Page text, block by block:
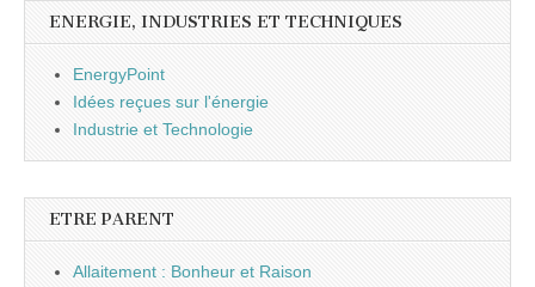
ENERGIE, INDUSTRIES ET TECHNIQUES
EnergyPoint
Idées reçues sur l'énergie
Industrie et Technologie
ETRE PARENT
Allaitement : Bonheur et Raison